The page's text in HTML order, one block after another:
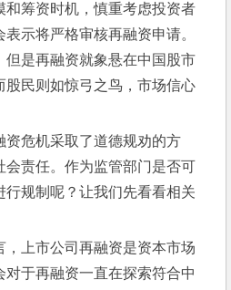
和筹资时机，慎重考虑投资者
示将严格审核再融资申请。
但是再融资就象悬在中国股市
股民则如惊弓之鸟，市场信心
资危机采取了道德规劝的方
会责任。作为监管部门是否可
行规制呢？让我们先看看相关
，上市公司再融资是资本市场
于再融资一直在探索符合中